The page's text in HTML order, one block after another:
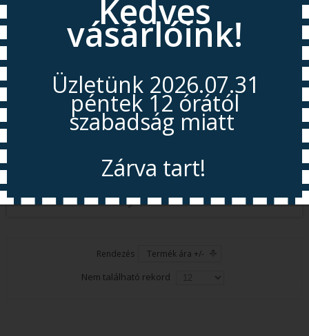
Útváltók, adapterek
Quick gyorscsatlakozók
Egyéb szerelékek
Víztartályok + tartozékok
Rendezés Termék ára +/-
Nem található rekord
Kedves
vásárlóink!
Üzletünk 2026.07.31
péntek 12 órától
szabadság miatt
Zárva tart!
Nyitás 2026.08.11